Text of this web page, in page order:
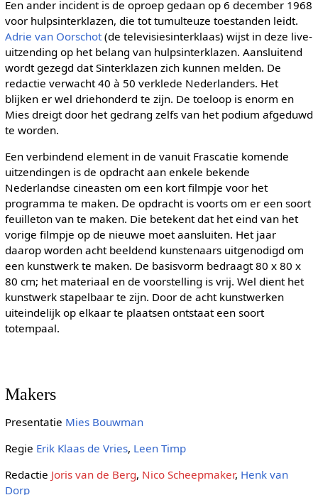
Een ander incident is de oproep gedaan op 6 december 1968
voor hulpsinterklazen, die tot tumulteuze toestanden leidt.
Adrie van Oorschot(de televisiesinterklaas) wijst in deze live-
uitzending op het belang van hulpsinterklazen. Aansluitend
wordt gezegd dat Sinterklazen zich kunnen melden. De
redactie verwacht 40 à 50 verklede Nederlanders. Het
blijken er wel driehonderd te zijn. De toeloop is enorm en
Mies dreigt door het gedrang zelfs van het podium afgeduwd
te worden.
Een verbindend element in de vanuit Frascatie komende
uitzendingen is de opdracht aan enkele bekende
Nederlandse cineasten om een kort filmpje voor het
programma te maken. De opdracht is voorts om er een soort
feuilleton van te maken. Die betekent dat het eind van het
vorige filmpje op de nieuwe moet aansluiten. Het jaar
daarop worden acht beeldend kunstenaars uitgenodigd om
een kunstwerk te maken. De basisvorm bedraagt 80 x 80 x
80 cm; het materiaal en de voorstelling is vrij. Wel dient het
kunstwerk stapelbaar te zijn. Door de acht kunstwerken
uiteindelijk op elkaar te plaatsen ontstaat een soort
totempaal.
Makers
Presentatie Mies Bouwman
Regie Erik Klaas de Vries, Leen Timp
Redactie Joris van de Berg, Nico Scheepmaker, Henk van
Dorp